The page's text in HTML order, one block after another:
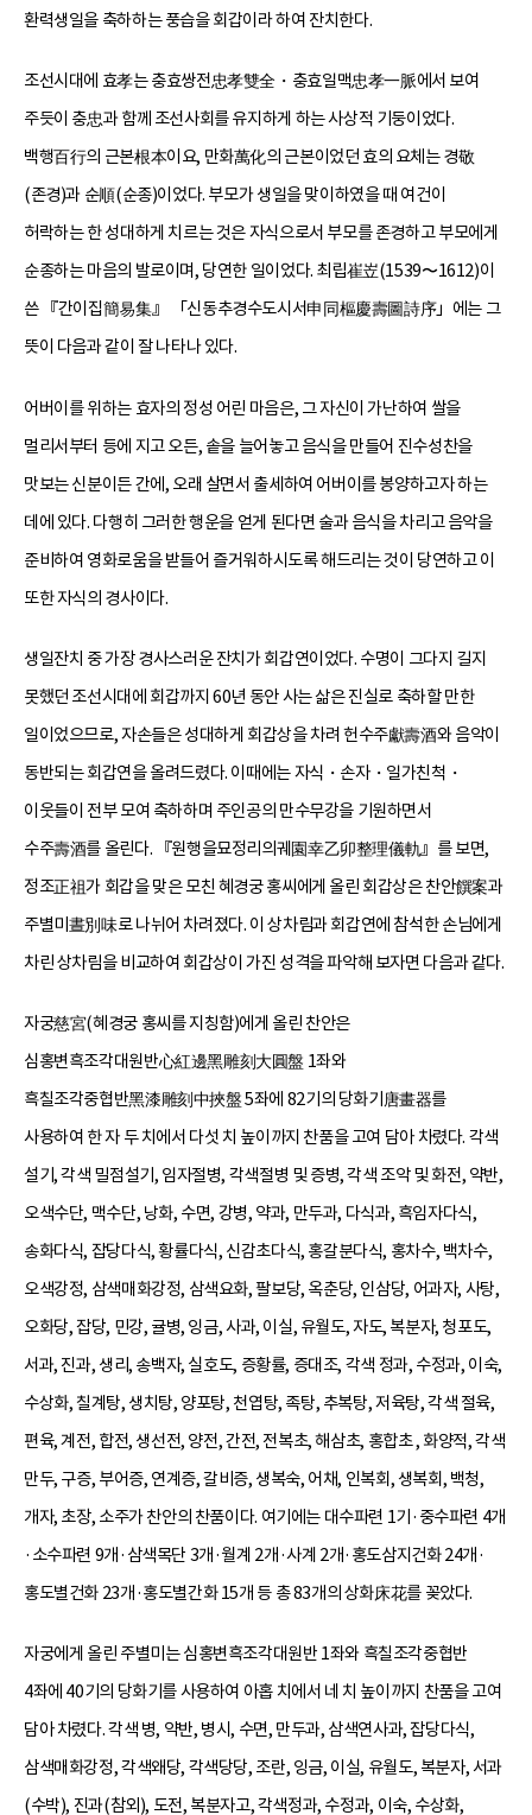
환력생일을 축하하는 풍습을 회갑이라 하여 잔치한다.
조선시대에 효孝는 충효쌍전忠孝雙全・충효일맥忠孝一脈에서 보여
주듯이 충忠과 함께 조선사회를 유지하게 하는 사상적 기둥이었다.
백행百行의 근본根本이요, 만화萬化의 근본이었던 효의 요체는 경敬
(존경)과 순順(순종)이었다. 부모가 생일을 맞이하였을 때 여건이
허락하는 한 성대하게 치르는 것은 자식으로서 부모를 존경하고 부모에게
순종하는 마음의 발로이며, 당연한 일이었다. 최립崔岦(1539〜1612)이
쓴 『간이집簡易集』 「신동추경수도시서申同樞慶壽圖詩序」에는 그
뜻이 다음과 같이 잘 나타나 있다.
어버이를 위하는 효자의 정성 어린 마음은, 그 자신이 가난하여 쌀을
멀리서부터 등에 지고 오든, 솥을 늘어놓고 음식을 만들어 진수성찬을
맛보는 신분이든 간에, 오래 살면서 출세하여 어버이를 봉양하고자 하는
데에 있다. 다행히 그러한 행운을 얻게 된다면 술과 음식을 차리고 음악을
준비하여 영화로움을 받들어 즐거워하시도록 해드리는 것이 당연하고 이
또한 자식의 경사이다.
생일잔치 중 가장 경사스러운 잔치가 회갑연이었다. 수명이 그다지 길지
못했던 조선시대에 회갑까지 60년 동안 사는 삶은 진실로 축하할 만한
일이었으므로, 자손들은 성대하게 회갑상을 차려 헌수주獻壽酒와 음악이
동반되는 회갑연을 올려드렸다. 이때에는 자식・손자・일가친척・
이웃들이 전부 모여 축하하며 주인공의 만수무강을 기원하면서
수주壽酒를 올린다. 『원행을묘정리의궤園幸乙卯整理儀軌』를 보면,
정조正祖가 회갑을 맞은 모친 혜경궁 홍씨에게 올린 회갑상은 찬안饌案과
주별미晝別味로 나뉘어 차려졌다. 이 상차림과 회갑연에 참석한 손님에게
차린 상차림을 비교하여 회갑상이 가진 성격을 파악해 보자면 다음과 같다.
자궁慈宮(혜경궁 홍씨를 지칭함)에게 올린 찬안은
심홍변흑조각대원반心紅邊黑雕刻大圓盤 1좌와
흑칠조각중협반黑漆雕刻中挾盤 5좌에 82기의 당화기唐畫器를
사용하여 한 자 두 치에서 다섯 치 높이까지 찬품을 고여 담아 차렸다. 각색
설기, 각색 밀점설기, 임자절병, 각색절병 및 증병, 각색 조악 및 화전, 약반,
오색수단, 맥수단, 낭화, 수면, 강병, 약과, 만두과, 다식과, 흑임자다식,
송화다식, 잡당다식, 황률다식, 신감초다식, 홍갈분다식, 홍차수, 백차수,
오색강정, 삼색매화강정, 삼색요화, 팔보당, 옥춘당, 인삼당, 어과자, 사탕,
오화당, 잡당, 민강, 귤병, 잉금, 사과, 이실, 유월도, 자도, 복분자, 청포도,
서과, 진과, 생리, 송백자, 실호도, 증황률, 증대조, 각색 정과, 수정과, 이숙,
수상화, 칠계탕, 생치탕, 양포탕, 천엽탕, 족탕, 추복탕, 저육탕, 각색 절육,
편육, 계전, 합전, 생선전, 양전, 간전, 전복초, 해삼초, 홍합초 , 화양적, 각색
만두, 구증, 부어증, 연계증, 갈비증, 생복숙, 어채, 인복회, 생복회, 백청,
개자, 초장, 소주가 찬안의 찬품이다. 여기에는 대수파련 1기·중수파련 4개
·소수파련 9개·삼색목단 3개·월계 2개·사계 2개·홍도삼지건화 24개·
홍도별건화 23개·홍도별간화 15개 등 총 83개의 상화床花를 꽂았다.
자궁에게 올린 주별미는 심홍변흑조각대원반 1좌와 흑칠조각중협반
4좌에 40기의 당화기를 사용하여 아홉 치에서 네 치 높이까지 찬품을 고여
담아 차렸다. 각색 병, 약반, 병시, 수면, 만두과, 삼색연사과, 잡당다식,
삼색매화강정, 각색왜당, 각색당당, 조란, 잉금, 이실, 유월도, 복분자, 서과
(수박), 진과(참외), 도전, 복분자고, 각색정과, 수정과, 이숙, 수상화,